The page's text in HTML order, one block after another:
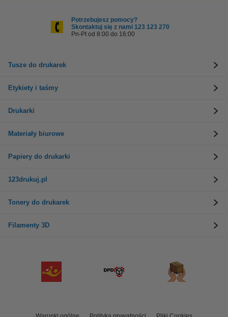
Potrzebujesz pomocy?
Skontaktuj się z nami 123 123 270
Pn-Pt od 8:00 do 16:00
Tusze do drukarek
Etykiety i taśmy
Drukarki
Materiały biurowe
Papiery do drukarki
123drukuj.pl
Tonery do drukarek
Filamenty 3D